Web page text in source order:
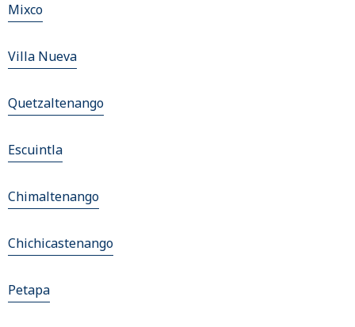
Mixco
Villa Nueva
Quetzaltenango
Escuintla
Chimaltenango
Chichicastenango
Petapa